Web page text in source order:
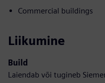
Commercial buildings
Liikumine
Build
Laiendab või tugineb